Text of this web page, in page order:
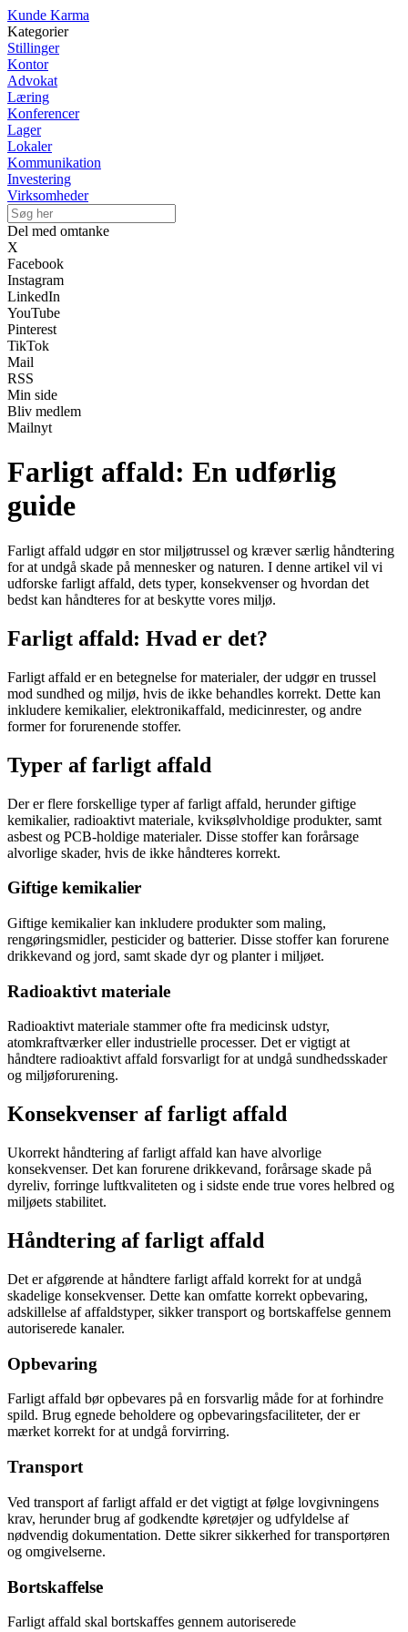
Kunde Karma
Kategorier
Stillinger
Kontor
Advokat
Læring
Konferencer
Lager
Lokaler
Kommunikation
Investering
Virksomheder
Del med omtanke
X
Facebook
Instagram
LinkedIn
YouTube
Pinterest
TikTok
Mail
RSS
Min side
Bliv medlem
Mailnyt
Farligt affald: En udførlig
guide
Farligt affald udgør en stor miljøtrussel og kræver særlig håndtering
for at undgå skade på mennesker og naturen. I denne artikel vil vi
udforske farligt affald, dets typer, konsekvenser og hvordan det
bedst kan håndteres for at beskytte vores miljø.
Farligt affald: Hvad er det?
Farligt affald er en betegnelse for materialer, der udgør en trussel
mod sundhed og miljø, hvis de ikke behandles korrekt. Dette kan
inkludere kemikalier, elektronikaffald, medicinrester, og andre
former for forurenende stoffer.
Typer af farligt affald
Der er flere forskellige typer af farligt affald, herunder giftige
kemikalier, radioaktivt materiale, kviksølvholdige produkter, samt
asbest og PCB-holdige materialer. Disse stoffer kan forårsage
alvorlige skader, hvis de ikke håndteres korrekt.
Giftige kemikalier
Giftige kemikalier kan inkludere produkter som maling,
rengøringsmidler, pesticider og batterier. Disse stoffer kan forurene
drikkevand og jord, samt skade dyr og planter i miljøet.
Radioaktivt materiale
Radioaktivt materiale stammer ofte fra medicinsk udstyr,
atomkraftværker eller industrielle processer. Det er vigtigt at
håndtere radioaktivt affald forsvarligt for at undgå sundhedsskader
og miljøforurening.
Konsekvenser af farligt affald
Ukorrekt håndtering af farligt affald kan have alvorlige
konsekvenser. Det kan forurene drikkevand, forårsage skade på
dyreliv, forringe luftkvaliteten og i sidste ende true vores helbred og
miljøets stabilitet.
Håndtering af farligt affald
Det er afgørende at håndtere farligt affald korrekt for at undgå
skadelige konsekvenser. Dette kan omfatte korrekt opbevaring,
adskillelse af affaldstyper, sikker transport og bortskaffelse gennem
autoriserede kanaler.
Opbevaring
Farligt affald bør opbevares på en forsvarlig måde for at forhindre
spild. Brug egnede beholdere og opbevaringsfaciliteter, der er
mærket korrekt for at undgå forvirring.
Transport
Ved transport af farligt affald er det vigtigt at følge lovgivningens
krav, herunder brug af godkendte køretøjer og udfyldelse af
nødvendig dokumentation. Dette sikrer sikkerhed for transportøren
og omgivelserne.
Bortskaffelse
Farligt affald skal bortskaffes gennem autoriserede